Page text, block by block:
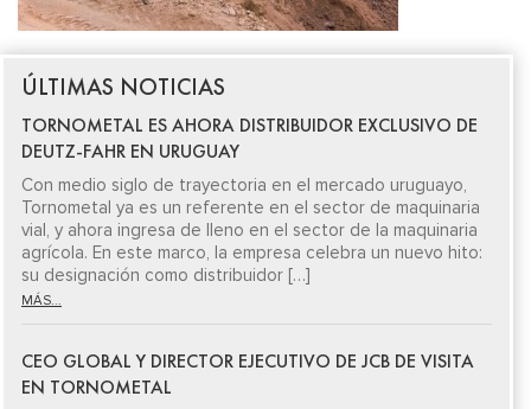
ÚLTIMAS NOTICIAS
TORNOMETAL ES AHORA DISTRIBUIDOR EXCLUSIVO DE
DEUTZ-FAHR EN URUGUAY
Con medio siglo de trayectoria en el mercado uruguayo,
Tornometal ya es un referente en el sector de maquinaria
vial, y ahora ingresa de lleno en el sector de la maquinaria
agrícola. En este marco, la empresa celebra un nuevo hito:
su designación como distribuidor […]
MÁS...
CEO GLOBAL Y DIRECTOR EJECUTIVO DE JCB DE VISITA
EN TORNOMETAL